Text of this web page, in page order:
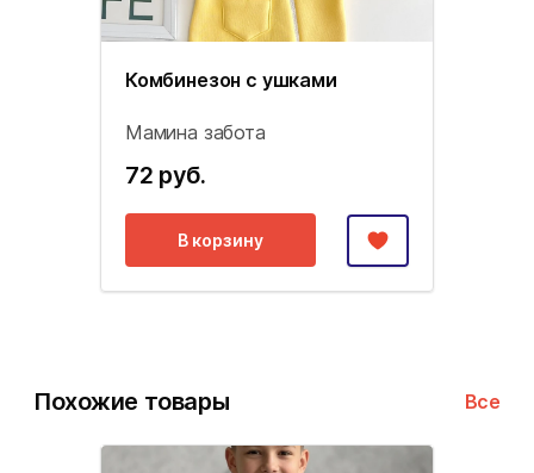
Комбинезон с ушками
Мамина забота
72 руб.
В корзину
Похожие товары Все